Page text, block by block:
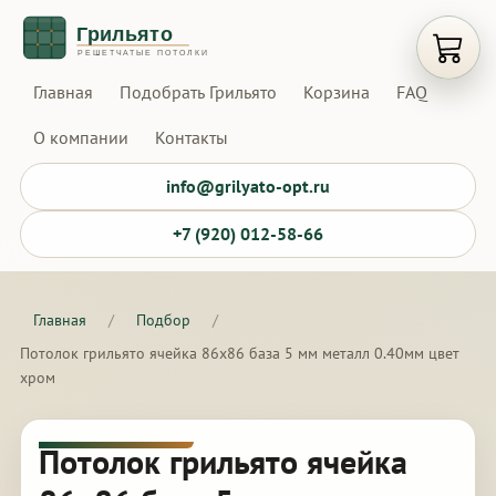
Главная Подобрать Грильято Корзина FAQ
О компании Контакты
info@grilyato-opt.ru
+7 (920) 012-58-66
Главная / Подбор
/
Потолок грильято ячейка 86х86 база 5 мм металл 0.40мм цвет
хром
Потолок грильято ячейка